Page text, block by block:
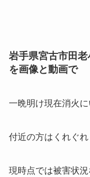
岩手県宮古市田
を画像と動画で
一晩明け現在消火
付近の方はくれぐれ
現時点では被害状